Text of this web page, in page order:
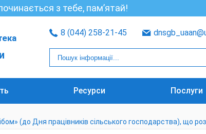
з тебе, пам’ятай!
8 (044) 258-21-45
Ресурси Послуги
(до Дня працівників сільського господарства), що